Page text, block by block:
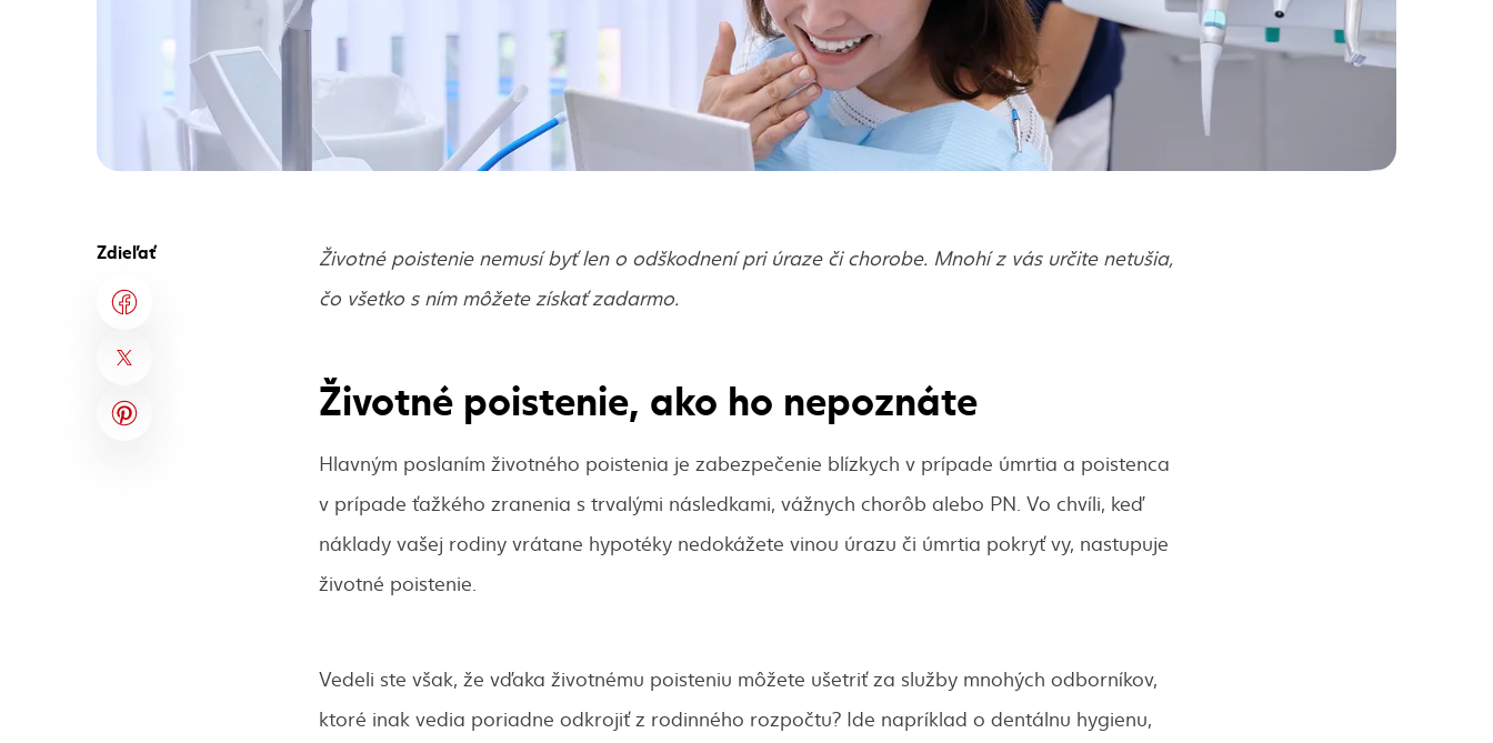
Zdieľať
Životné poistenie nemusí byť len o odškodnení pri úraze či chorobe. Mnohí z vás určite netušia,
čo všetko s ním môžete získať zadarmo.
Životné poistenie, ako ho nepoznáte
Hlavným poslaním životného poistenia je zabezpečenie blízkych v prípade úmrtia a poistenca
v prípade ťažkého zranenia s trvalými následkami, vážnych chorôb alebo PN. Vo chvíli, keď
náklady vašej rodiny vrátane hypotéky nedokážete vinou úrazu či úmrtia pokryť vy, nastupuje
životné poistenie.
Vedeli ste však, že vďaka životnému poisteniu môžete ušetriť za služby mnohých odborníkov,
ktoré inak vedia poriadne odkrojiť z rodinného rozpočtu? Ide napríklad o dentálnu hygienu,